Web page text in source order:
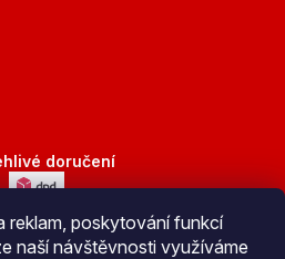
reklam, poskytování funkcí
naší návštěvnosti využíváme
doručení
platba